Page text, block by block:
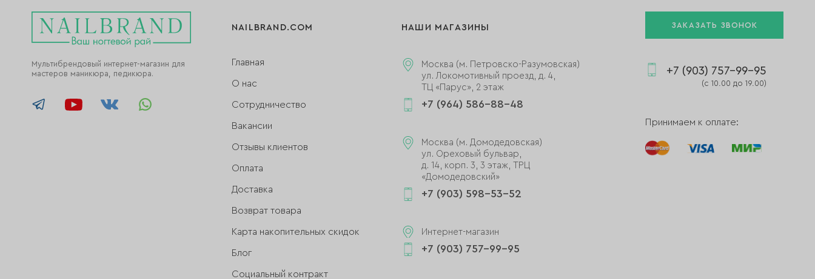
Мультибрендовый интернет-магазин для
мастеров маникюра, педикюра.
NAILBRAND.COM
Главная
О нас
Сотрудничество
Вакансии
Отзывы клиентов
Оплата
Доставка
Возврат товара
Карта накопительных скидок
Блог
Социальный контракт
НАШИ МАГАЗИНЫ
Москва (м. Петровско-Разумовская)
ул. Локомотивный проезд, д. 4,
ТЦ «Парус», 2 этаж
+7 (964) 586-88-48
Москва (м. Домодедовская)
ул. Ореховый бульвар,
д. 14, корп. 3, 3 этаж, ТРЦ
«Домодедовский»
+7 (903) 598-53-52
Интернет-магазин
+7 (903) 757-99-95
ЗАКАЗАТЬ ЗВОНОК
+7 (903) 757-99-95
(с 10.00 до 19.00)
Принимаем к оплате: